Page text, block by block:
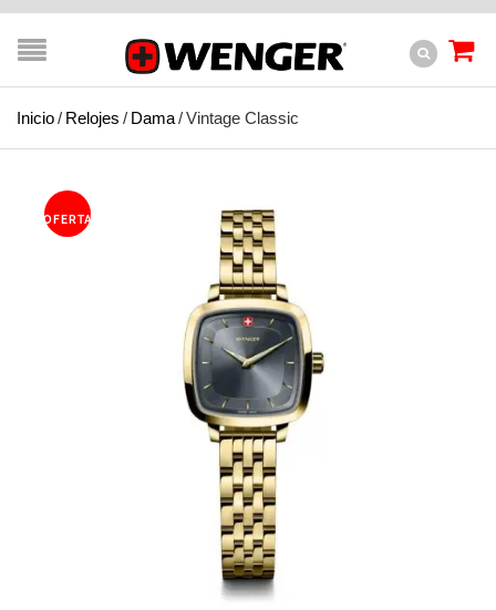
Inicio/ Relojes / Dama/Vintage Classic
OFERTA